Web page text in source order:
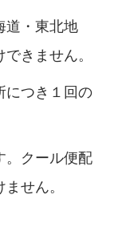
道・東北地
きません。
につき１回の
。クール便配
せん。